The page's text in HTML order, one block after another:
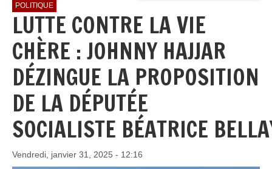
POLITIQUE
LUTTE CONTRE LA VIE
CHÈRE : JOHNNY HAJJAR
DÉZINGUE LA PROPOSITION
DE LA DÉPUTÉE
SOCIALISTE BÉATRICE
Vendredi, janvier 31, 2025 - 12:16